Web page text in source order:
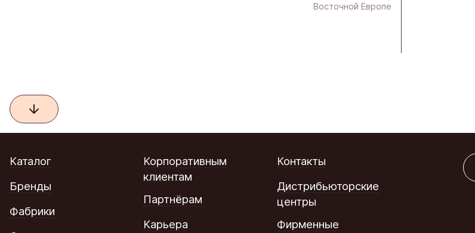
Восточной Европе
Каталог
Бренды
Фабрики
Корпоративным
клиентам
Партнёрам
Карьера
Контакты
Дистрибьюторские
центры
Фирменные